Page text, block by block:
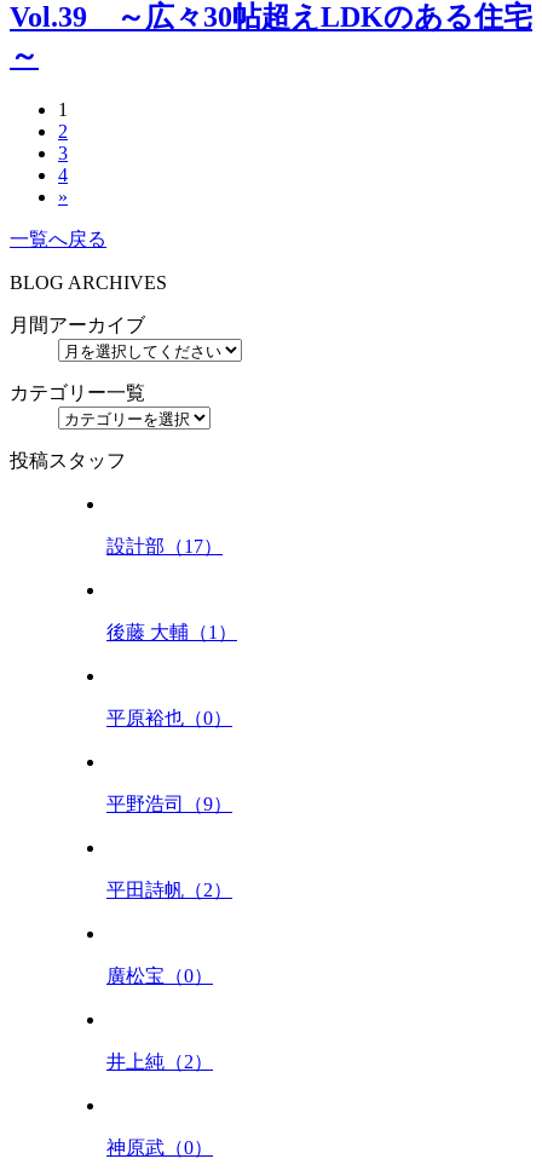
Vol.39 ～広々30帖超えLDKのある住宅
～
ペ
ー
ジ
り
1
2
3
4
»
一覧へ戻る
BLOG ARCHIVES
月間アーカイブ
カテゴリー一覧
投稿スタッフ
設計部（17）
後藤 大輔（1）
平原裕也（0）
平野浩司（9）
平田詩帆（2）
廣松宝（0）
井上純（2）
神原武（0）